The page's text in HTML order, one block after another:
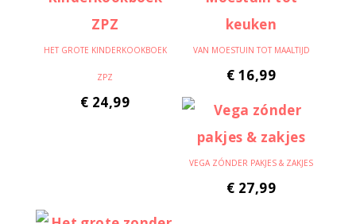
HET GROTE KINDERKOOKBOEK
ZPZ
€ 24,99
VAN MOESTUIN TOT MAALTIJD
€ 16,99
VEGA ZÓNDER PAKJES & ZAKJES
€ 27,99